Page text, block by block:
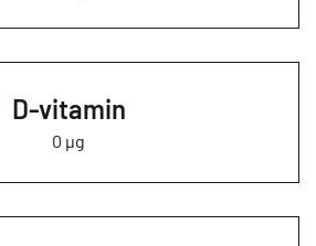
D-vitamin
0 µg